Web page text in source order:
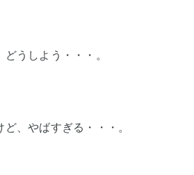
うしよう・・・。
、やばすぎる・・・。